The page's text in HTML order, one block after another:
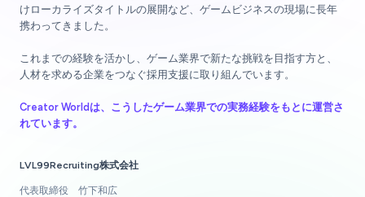
けローカライズタイトルの展開など、ゲームビジネスの現場に長年
携わってきました。
これまでの経験を活かし、ゲーム業界で新たな挑戦を目指す方と、
人材を求める企業をつなぐ採用支援に取り組んでいます。
Creator Worldは、こうしたゲーム業界での実務経験をもとに運営さ
れています。
LVL99Recruiting株式会社
代表取締役 竹下和広